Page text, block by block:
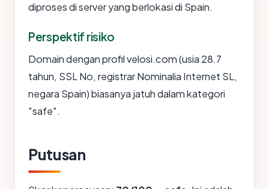
diproses di server yang berlokasi di Spain.
Perspektif risiko
Domain dengan profil velosi.com (usia 28.7
tahun, SSL No, registrar Nominalia Internet SL,
negara Spain) biasanya jatuh dalam kategori
"safe".
Putusan